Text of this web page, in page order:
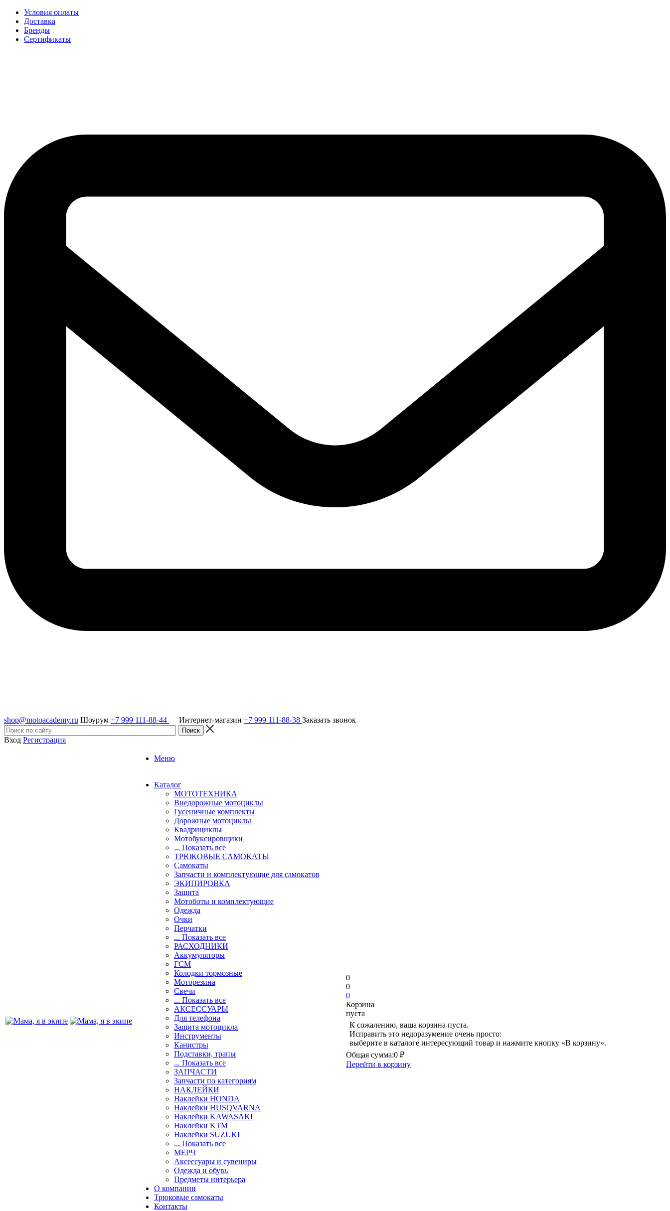
Условия оплаты
Доставка
Бренды
Сертификаты
shop@motoacademy.ru Шоурум +7 999 111-88-44 Интернет-магазин +7 999 111-88-38 Заказать звонок
Вход Регистрация
Меню
Каталог
МОТОТЕХНИКА
Внедорожные мотоциклы
Гусеничные комплекты
Дорожные мотоциклы
Квадрициклы
Мотобуксировщики
... Показать все
ТРЮКОВЫЕ САМОКАТЫ
Самокаты
Запчасти и комплектующие для самокатов
ЭКИПИРОВКА
Защита
Мотоботы и комплектующие
Одежда
Очки
Перчатки
... Показать все
РАСХОДНИКИ
Аккумуляторы
ГСМ
Колодки тормозные
Моторезина
Свечи
... Показать все
АКСЕССУАРЫ
Для телефона
Защита мотоцикла
Инструменты
Канистры
Подставки, трапы
... Показать все
ЗАПЧАСТИ
Запчасти по категориям
НАКЛЕЙКИ
Наклейки HONDA
Наклейки HUSQVARNA
Наклейки KAWASAKI
Наклейки KTM
Наклейки SUZUKI
... Показать все
МЕРЧ
Аксессуары и сувениры
Одежда и обувь
Предметы интерьера
О компании
Трюковые самокаты
Контакты
0
0
0
Корзина
пуста
К сожалению, ваша корзина пуста.
Исправить это недоразумение очень просто:
выберите в каталоге интересующий товар и нажмите кнопку «В корзину».
Общая сумма:0 ₽
Перейти в корзину